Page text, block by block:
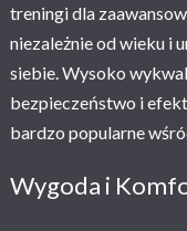
treningi dla
niezależnie od wieku i
siebie. Wysoko
bezpieczeństwo i
bardzo popularne
Wygoda i